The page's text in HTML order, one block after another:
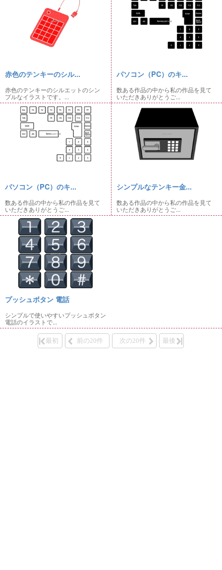
赤色のテンキーのシル...
赤色のテンキーのシルエットのシン
プルなイラストです。...
パソコン（PC）のキ...
数ある作品の中から私の作品を見て
いただきありがとうご...
パソコン（PC）のキ...
数ある作品の中から私の作品を見て
いただきありがとうご...
シンプルなテンキー金...
数ある作品の中から私の作品を見て
いただきありがとうご...
プッシュボタン 電話
シンプルで使いやすいプッシュボタン
電話のイラストで...
最初 前の20件 次の20件 最後